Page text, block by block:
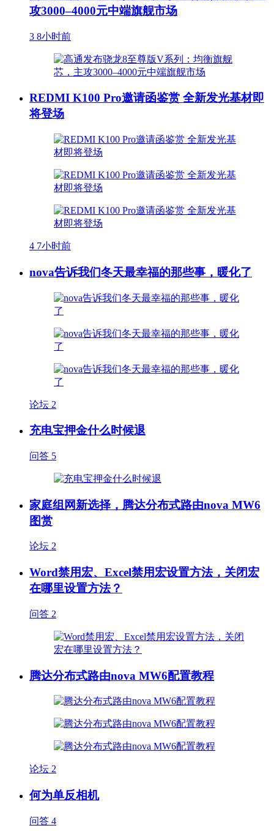
攻3000–4000元中端旗舰市场
3 8小时前
REDMI K100 Pro邀请函鉴赏 全新发光基材即
将登场
4 7小时前
nova告诉我们冬天最幸福的那些事，暖化了
论坛 2
充电宝押金什么时候退
问答 5
家庭组网新选择，腾达分布式路由nova MW6
图赏
论坛 2
Word禁用宏、Excel禁用宏设置方法，关闭宏
在哪里设置方法？
问答 2
腾达分布式路由nova MW6配置教程
论坛 2
何为单反相机
问答 4